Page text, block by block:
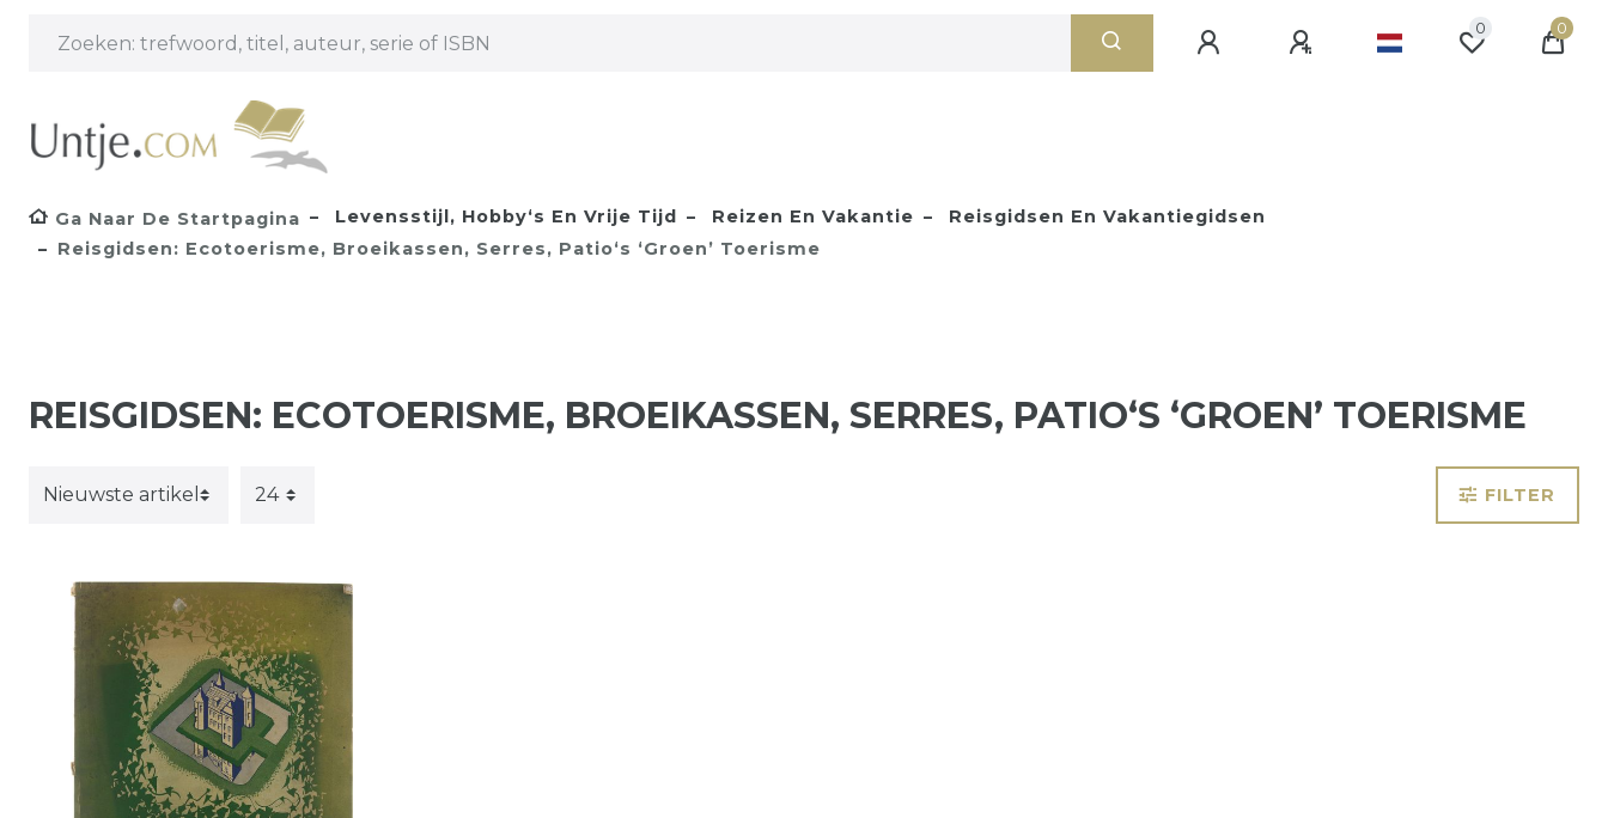
0 0
Ga Naar De Startpagina Levensstijl, Hobby‘s En Vrije Tijd Reizen En Vakantie
Reisgidsen En Vakantiegidsen
Reisgidsen: Ecotoerisme, Broeikassen, Serres, Patio‘s ‘groen’ Toerisme
REISGIDSEN: ECOTOERISME, BROEIKASSEN, SERRES, PATIO‘S ‘GROEN’ TOERISME
FILTER